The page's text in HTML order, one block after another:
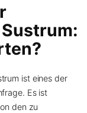
ist eines der
Es ist
den zu